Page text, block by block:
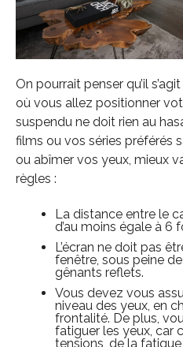
On pourrait penser qu’il
où vous allez positionner
suspendu ne doit rien au
films ou vos séries préférés
ou abîmer vos yeux, mieux
règles :
La distance entre le
d’au moins égale à 6
L’écran ne doit pas
fenêtre, sous peine
gênants reflets.
Vous devez vous
niveau des yeux, en
frontalité. De plus,
fatiguer les yeux, car
tensions, de la